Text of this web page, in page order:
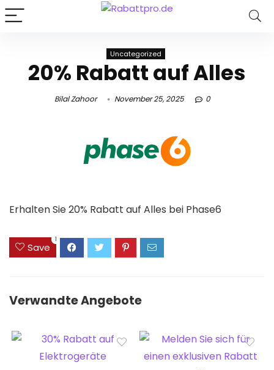
Uncategorized
20% Rabatt auf Alles
Bilal Zahoor November 25, 2025 0
Erhalten Sie 20% Rabatt auf Alles bei Phase6
Save
1
Verwandte Angebote